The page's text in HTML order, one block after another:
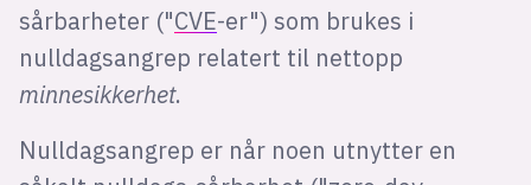
sårbarheter ("CVE-er") som brukes i
nulldagsangrep relatert til nettopp
minnesikkerhet.
Nulldagsangrep er når noen utnytter en